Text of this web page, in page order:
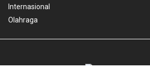
Internasional
Olahraga